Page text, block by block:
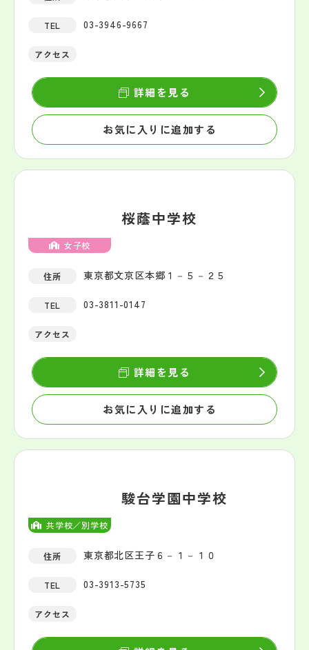
TEL 03-3946-9667
アクセス
お気に入りに追加する
詳細を見る
女子校
桜蔭中学校
住所 東京都文京区本郷１－５－２５
TEL 03-3811-0147
アクセス
お気に入りに追加する
詳細を見る
共学校／別学校
駿台学園中学校
住所 東京都北区王子６－１－１０
TEL 03-3913-5735
アクセス